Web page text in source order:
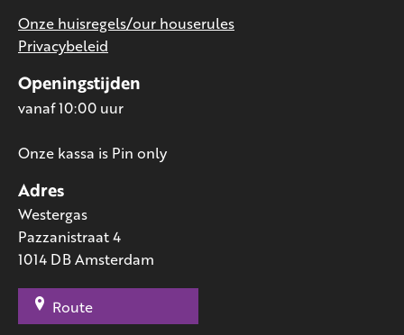
Adres
Westergas
Pazzanistraat 4
1014 DB Amsterdam
Route
Openingstijden
vanaf 10:00 uur
Onze kassa is Pin only
Onze huisregels/our houserules
Privacybeleid